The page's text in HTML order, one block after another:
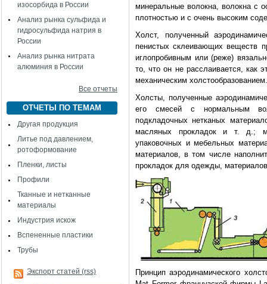
изосорбида в России
Анализ рынка сульфида и
гидросульфида натрия в
России
Анализ рынка нитрата
алюминия в России
Все отчеты
ОТЧЕТЫ ПО ТЕМАМ
Другая продукция
Литье под давлением,
ротоформование
Пленки, листы
Профили
Тканные и нетканные
материалы
Индустрия искож
Вспененные пластики
Трубы
Экспорт статей (rss)
минеральные волокна, волокна с
плотностью и с очень высоким
Холст, полученный
пенистых склеивающих веществ
иглопробивным или (реже)
то, что он не расслаивается, как
механическим холстообразованием.
Холсты, полученные
его смесей с нормальным
подкладочных нетканых
масляных прокладок и т. д.;
упаковочных и мебельных
материалов, в том числе
прокладок для одежды,
Принцип аэродинамического